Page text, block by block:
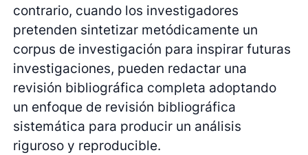
contrario, cuando los investigadores
pretenden sintetizar metódicamente un
corpus de investigación para inspirar futuras
investigaciones, pueden redactar una
revisión bibliográfica completa adoptando
un enfoque de revisión bibliográfica
sistemática para producir un análisis
riguroso y reproducible.